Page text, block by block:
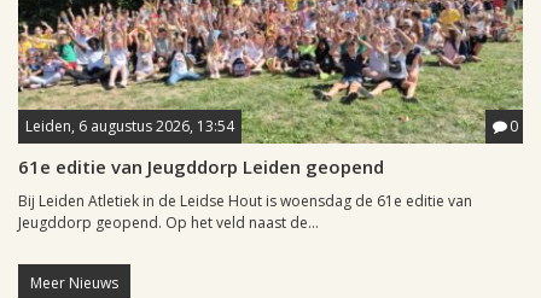
Leiden, 6 augustus 2026, 13:54 0
61e editie van Jeugddorp Leiden geopend
Bij Leiden Atletiek in de Leidse Hout is woensdag de 61e editie van
Jeugddorp geopend. Op het veld naast de...
Meer Nieuws